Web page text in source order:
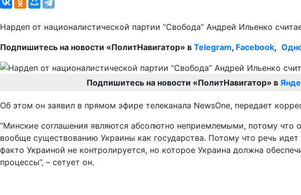
Нардеп от националистической партии “Свобода” Андрей Ильенко
Подпишитесь на новости «ПолитНавигатор» в Telegram, Facebook,
Подпишитесь на новости «ПолитНавигатор» в
Об этом он заявил в прямом эфире телеканала NewsOne, передает
“Минские соглашения являются абсолютно неприемлемыми, потому что
вообще существованию Украины как государства. Потому что речь
факто Украиной не контролируется, но которое Украина должна
процессы”, – сетует он.